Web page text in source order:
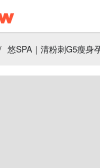
悠SPA｜清粉刺G5瘦身